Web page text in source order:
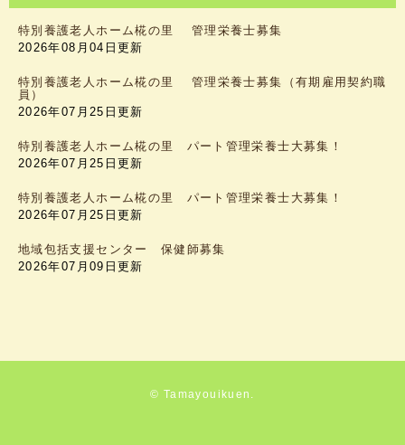
特別養護老人ホーム椛の里 管理栄養士募集
2026年08月04日更新
特別養護老人ホーム椛の里 管理栄養士募集（有期雇用契約職
員）
2026年07月25日更新
特別養護老人ホーム椛の里 パート管理栄養士大募集！
2026年07月25日更新
特別養護老人ホーム椛の里 パート管理栄養士大募集！
2026年07月25日更新
地域包括支援センター 保健師募集
2026年07月09日更新
© Tamayouikuen.